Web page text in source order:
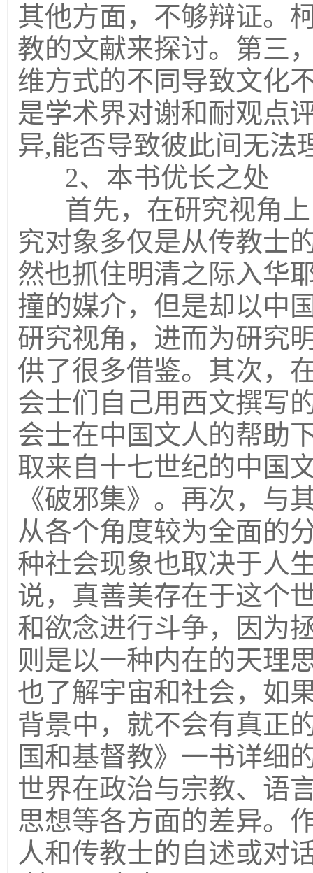
其他方面，不够辩证。
教的文献来探讨。第三
维方式的不同导致文化
是学术界对谢和耐观点
异,能否导致彼此间无法
2、本书优长之处
首先，在研究视角
究对象多仅是从传教士
然也抓住明清之际入华
撞的媒介，但是却以中
研究视角，进而为研究
供了很多借鉴。其次，
会士们自己用西文撰写
会士在中国文人的帮助
取来自十七世纪的中国
《破邪集》。再次，与
从各个角度较为全面的
种社会现象也取决于人
说，真善美存在于这个
和欲念进行斗争，因为
则是以一种内在的天理
也了解宇宙和社会，如
背景中，就不会有真正
国和基督教》一书详细
世界在政治与宗教、语
思想等各方面的差异。
人和传教士的自述或对